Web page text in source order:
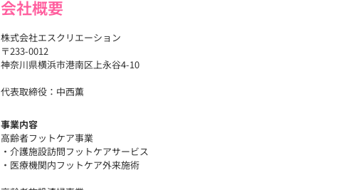
会社概要
株式会社エスクリエーション
〒233-0012
神奈川県横浜市港南区上永谷4-10
代表取締役：中西薫
事業内容
高齢者フットケア事業
・介護施設訪問フットケアサービス
・医療機関内フットケア外来施術